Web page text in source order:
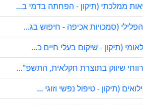
ממלכתי (תיקון - הפחתה בדמי ב...
(סמכויות אכיפה - חיפוש בג...
(תיקון - שיקום בעלי חיים כ...
שיווק בתוצרת חקלאית, התשפ"...
(תיקון - טיפול נפשי וזוגי ...